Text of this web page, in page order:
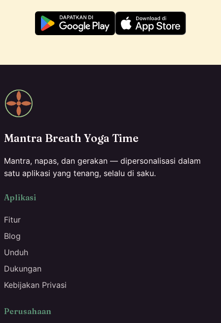
Mantra Breath Yoga Time
Mantra, napas, dan gerakan — dipersonalisasi dalam
satu aplikasi yang tenang, selalu di saku.
Aplikasi
Fitur
Blog
Unduh
Dukungan
Kebijakan Privasi
Perusahaan